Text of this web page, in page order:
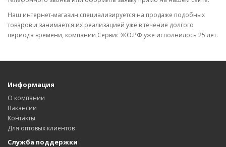
Наш интернет-магазин специализируется на продаже подобных
товаров и занимается их реализацией уже в течение долгого
периода времени, компании СервисЭКО.РФ уже исполнилось 25 лет.
Информация
О компании
Вакансии
Контакты
Для оптовых клиентов
Служба поддержки